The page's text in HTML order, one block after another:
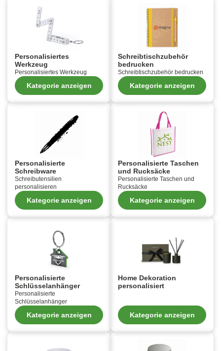
Personalisiertes
Werkzeug
Personalisiertes Werkzeug
Kategorie anzeigen
Schreibtischzubehör
bedrucken
Schreibtischzubehör bedrucken
Kategorie anzeigen
Personalisierte
Schreibware
Schreibutensilien
personalisieren
Kategorie anzeigen
Personalisierte Taschen
und Rucksäcke
Personalisierte Taschen und
Rucksäcke
Kategorie anzeigen
Personalisierte
Schlüsselanhänger
Personalisierte
Schlüsselanhänger
Kategorie anzeigen
Home Dekoration
personalisiert
Kategorie anzeigen